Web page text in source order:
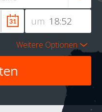
um
Weitere Optionen